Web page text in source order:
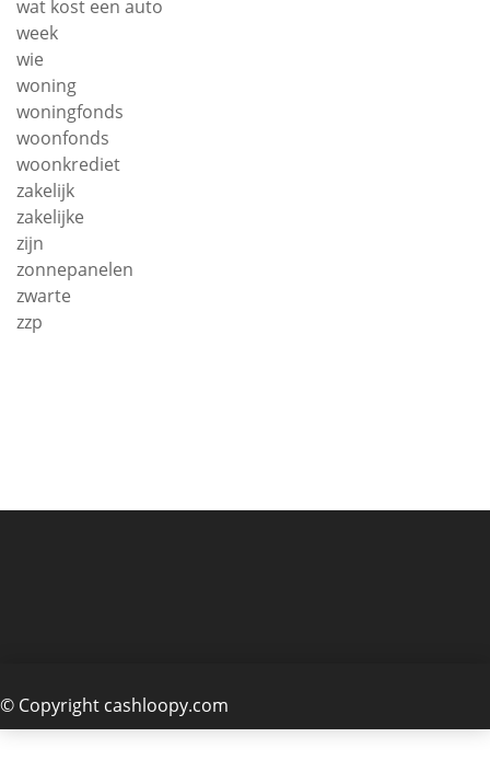
wat kost een auto
week
wie
woning
woningfonds
woonfonds
woonkrediet
zakelijk
zakelijke
zijn
zonnepanelen
zwarte
zzp
© Copyright cashloopy.com